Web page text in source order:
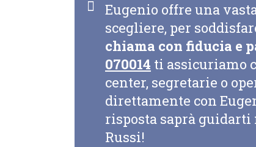
Eugenio offre una
scegliere, per
chiama con fiducia e
070014 ti assicuriamo
center, segretarie o
direttamente con
risposta saprà guidarti
Russi!